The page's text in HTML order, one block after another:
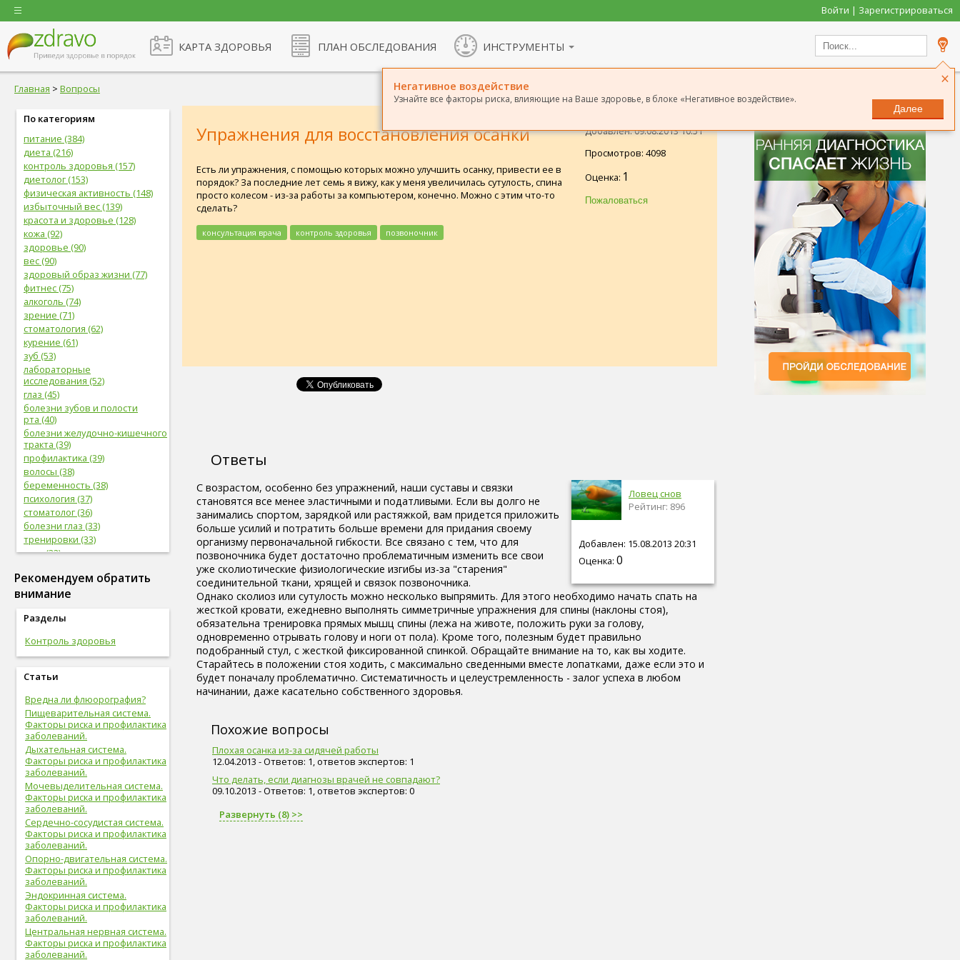
Войти | Зарегистрироваться
КАРТА ЗДОРОВЬЯ ПЛАН ОБСЛЕДОВАНИЯ ИНСТРУМЕНТЫ
×
Негативное воздействие
Узнайте все факторы риска, влияющие на Ваше здоровье, в блоке «Негативное воздействие».
Далее
Главная > Вопросы
По категориям
питание (384)
диета (216)
контроль здоровья (157)
диетолог (153)
физическая активность (148)
избыточный вес (139)
красота и здоровье (128)
кожа (92)
здоровье (90)
вес (90)
здоровый образ жизни (77)
фитнес (75)
алкоголь (74)
зрение (71)
стоматология (62)
курение (61)
зуб (53)
лабораторные
исследования (52)
глаз (45)
болезни зубов и полости
рта (40)
болезни желудочно-кишечного
тракта (39)
профилактика (39)
волосы (38)
беременность (38)
психология (37)
стоматолог (36)
болезни глаз (33)
тренировки (33)
нога (32)
фрукты (31)
сердечно-сосудистая
женская половая система (31)
живот (29)
болезни сердца и сосудов (28)
упражнения (27)
овощи (25)
мышцы (24)
витамины (24)
позвоночник (24)
сон (24)
общий анализ крови (23)
болезни опорно-двигательной
системы, травмы (23)
опорно-двигательная
система (22)
пищеварительная система (22)
голова (22)
физическая форма (22)
сигареты (22)
дети (22)
вода (21)
женские болезни (20)
инфекционные болезни (20)
болезни органов дыхания (19)
дыхательная система (19)
Рекомендуем обратить
внимание
Разделы
Контроль здоровья
Статьи
Вредна ли флюорография?
Пищеварительная система.
Факторы риска и профилактика
заболеваний.
Дыхательная система.
Факторы риска и профилактика
заболеваний.
Мочевыделительная система.
Факторы риска и профилактика
заболеваний.
Сердечно-сосудистая система.
Факторы риска и профилактика
заболеваний.
Опорно-двигательная система.
Факторы риска и профилактика
заболеваний.
Эндокринная система.
Факторы риска и профилактика
заболеваний.
Центральная нервная система.
Факторы риска и профилактика
заболеваний.
Добавлен: 09.08.2013 10:51
Просмотров: 4098
Оценка: 1
Упражнения для восстановления осанки
Есть ли упражнения, с помощью которых можно улучшить осанку, привести ее в
порядок? За последние лет семь я вижу, как у меня увеличилась сутулость, спина
просто колесом - из-за работы за компьютером, конечно. Можно с этим что-то
сделать?
консультация врача контроль здоровья позвоночник
Ответы
Ловец снов
Рейтинг: 896
Добавлен: 15.08.2013 20:31
Оценка: 0
С возрастом, особенно без упражнений, наши суставы и связки
становятся все менее эластичными и податливыми. Если вы долго не
занимались спортом, зарядкой или растяжкой, вам придется приложить
больше усилий и потратить больше времени для придания своему
организму первоначальной гибкости. Все связано с тем, что для
позвоночника будет достаточно проблематичным изменить все свои
уже сколиотические физиологические изгибы из-за "старения"
соединительной ткани, хрящей и связок позвоночника.
Однако сколиоз или сутулость можно несколько выпрямить. Для этого необходимо начать спать на
жесткой кровати, ежедневно выполнять симметричные упражнения для спины (наклоны стоя),
обязательна тренировка прямых мышц спины (лежа на животе, положить руки за голову,
одновременно отрывать голову и ноги от пола). Кроме того, полезным будет правильно
подобранный стул, с жесткой фиксированной спинкой. Обращайте внимание на то, как вы ходите.
Старайтесь в положении стоя ходить, с максимально сведенными вместе лопатками, даже если это и
будет поначалу проблематично. Систематичность и целеустремленность - залог успеха в любом
начинании, даже касательно собственного здоровья.
Похожие вопросы
Плохая осанка из-за сидячей работы
12.04.2013 - Ответов: 1, ответов экспертов: 1
Что делать, если диагнозы врачей не совпадают?
09.10.2013 - Ответов: 1, ответов экспертов: 0
Развернуть (8) >>